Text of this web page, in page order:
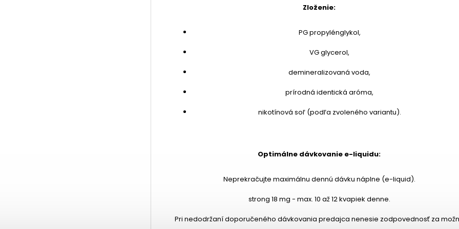
Zloženie:
PG propylénglykol,
VG glycerol,
demineralizovaná voda,
prírodná identická aróma,
nikotínová soľ (podľa zvoleného variantu).
Optimálne dávkovanie e-liquidu:
Neprekračujte maximálnu dennú dávku náplne (e-liquid).
strong 18 mg - max. 10 až 12 kvapiek denne.
Pri nedodržaní doporučeného dávkovania predajca nenesie zodpovednosť za